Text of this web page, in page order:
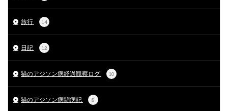
旅行 14
日記 12
猫のアジソン病経過観察ログ 10
猫のアジソン病闘病記 8